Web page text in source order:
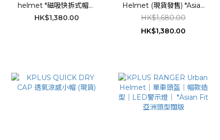
helmet *磁吸快拆式帽簷
設計 **Asian Fit 亞洲頭型
HK$1,380.00
Helmet (現貨發售) *Asian
Fit 亞洲頭型闊版
HK$1,680.00
HK$1,380.00